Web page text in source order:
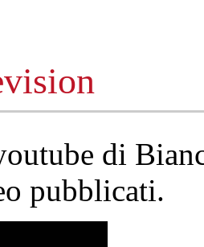
di
pubblicati.